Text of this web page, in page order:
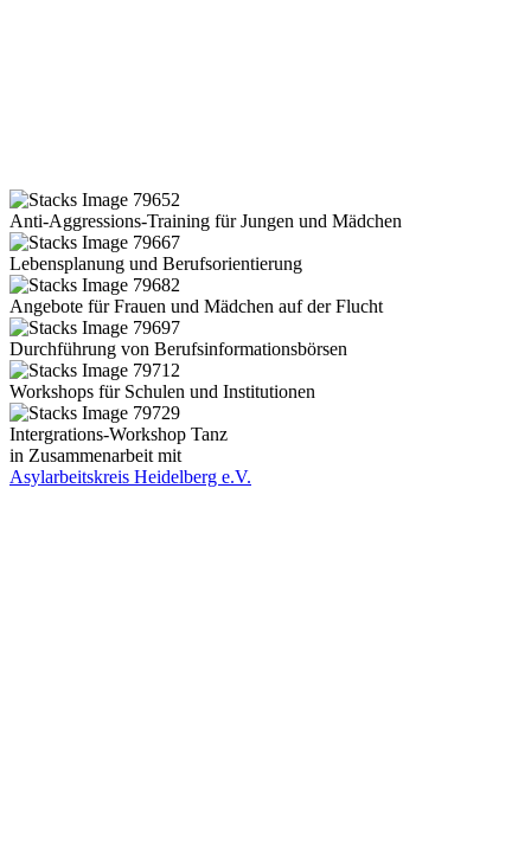
Anti-Aggressions-Training für Jungen und Mädchen
Lebensplanung und Berufsorientierung
Angebote für Frauen und Mädchen auf der Flucht
Durchführung von Berufsinformationsbörsen
Workshops für Schulen und Institutionen
Intergrations-Workshop Tanz
in Zusammenarbeit mit
Asylarbeitskreis Heidelberg e.V.